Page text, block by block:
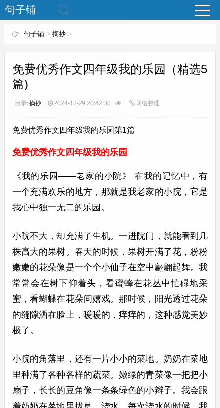
www.bjuzi.com
句子铺
句子铺> 摘抄>
免费优秀作文四年级我的乐园（精选5
篇)
目录: 摘抄 2024-12-29 20:42:30 网络整理
免费优秀作文四年级我的乐园第1篇
免费优秀作文四年级我的乐园
《我的乐园——老家的小院》 在我的记忆中，有
一个充满欢乐的地方，那就是我老家的小院，它是
我心中独一无二的乐园。
小院不大，却充满了生机。一进院门，就能看到几
株高大的果树。春天的时候，果树开满了花，粉粉
嫩嫩的花朵像是一个个小仙子在空中翩翩起舞。我
常常会在树下仰着头，看蜜蜂在花丛中忙碌地采
蜜，看蝴蝶在花朵间嬉戏。那时候，阳光透过花朵
的缝隙洒在脸上，暖暖的，痒痒的，这种感觉美妙
极了。
小院的角落里，还有一片小小的菜地。奶奶在菜地
里种满了各种各样的蔬菜。嫩绿的青菜像一把把小
扇子，长长的豆角像一条条绿色的小辫子。我会跟
着奶奶在菜地里拔草、浇水。每次浇水的时候，我